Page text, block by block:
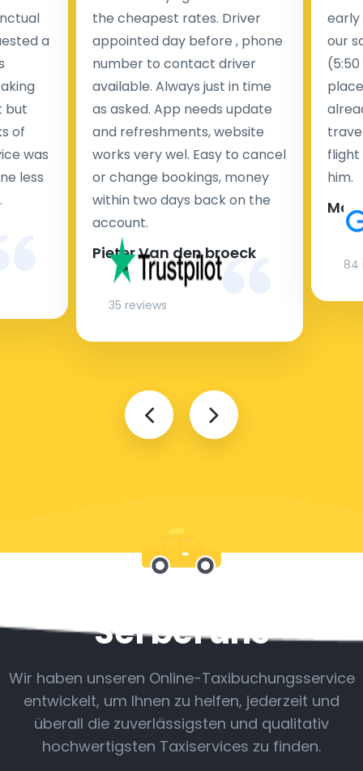
zum Hotel und zurück, sondern auch einen
Taxitransfer zu allentouristischen Orten.
a
but
of
was
less
the cheapest rates. Driver
appointed day before , phone
number to contact driver
available. Always just in time
as asked. App needs update
and refreshments, website
works very wel. Easy to cancel
or change bookings, money
within two days back on the
account.
Pieter Van den broeck
35 reviews
early
our
flight
him.
84
Sei bei uns
Wir haben unseren Online-Taxibuchungsservice
entwickelt, um Ihnen zu helfen, jederzeit und
überall die zuverlässigsten und qualitativ
hochwertigsten Taxiservices zu finden.